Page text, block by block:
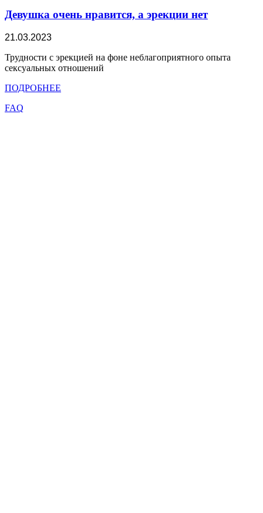
Девушка очень нравится, а эрекции нет
21.03.2023
Трудности с эрекцией на фоне неблагоприятного опыта
сексуальных отношений
ПОДРОБНЕЕ
FAQ